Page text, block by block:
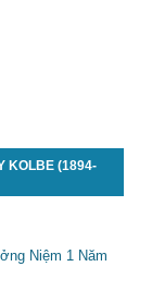
KOLBE (1894-
Niệm 1 Năm